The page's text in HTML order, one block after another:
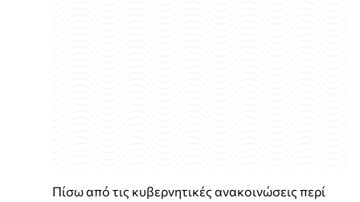
Πίσω από τις κυβερνητικές ανακοινώσεις περί